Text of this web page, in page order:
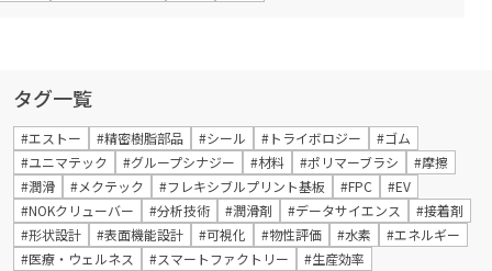
タグ一覧
#エストー #精密樹脂部品 #シール #トライボロジー
#ゴム
#ユニマテック
#グループシナジー #材料 #ポリマーブラシ
#摩擦
#潤滑
#メクテック #フレキシブルプリント基板 #FPC
#EV
#NOKクリューバー
#分析技術 #潤滑剤 #データサイエンス
#接着剤
#形状設計
#表面機能設計 #可視化 #物性評価 #水素
#エネルギー
#医療・ウェルネス
#スマートファクトリー
#生産効率